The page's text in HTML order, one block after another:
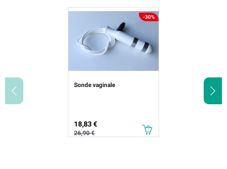
-30%
Sonde vaginale
Prix
18,83 € Prix de base
26,90 €